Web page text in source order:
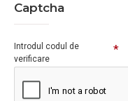
Captcha
Introdul codul de
verificare